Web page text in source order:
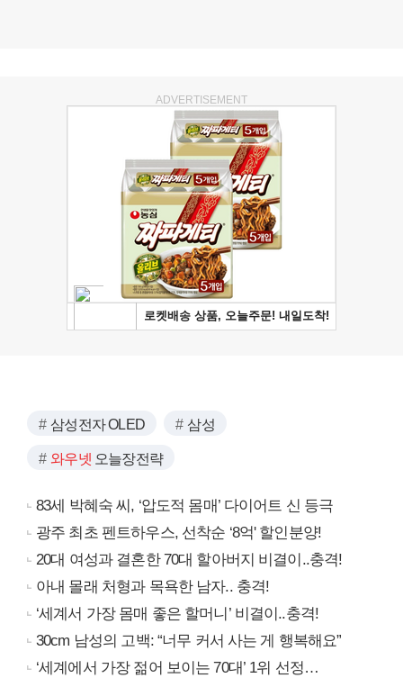
ADVERTISEMENT
삼성전자 OLED 삼성
와우넷 오늘장전략
83세 박혜숙 씨, ‘압도적 몸매’ 다이어트 신 등극
광주 최초 펜트하우스, 선착순 ‘8억' 할인분양!
20대 여성과 결혼한 70대 할아버지 비결이..충격!
아내 몰래 처형과 목욕한 남자.. 충격!
‘세계서 가장 몸매 좋은 할머니’ 비결이..충격!
30cm 남성의 고백: “너무 커서 사는 게 행복해요”
‘세계에서 가장 젊어 보이는 70대’ 1위 선정…